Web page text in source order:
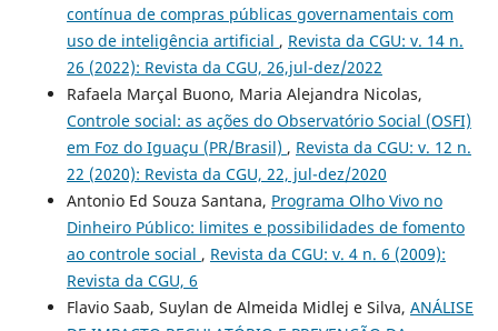
contínua de compras públicas governamentais com
uso de inteligência artificial , Revista da CGU: v. 14 n.
26 (2022): Revista da CGU, 26,jul-dez/2022
Rafaela Marçal Buono, Maria Alejandra Nicolas,
Controle social: as ações do Observatório Social (OSFI)
em Foz do Iguaçu (PR/Brasil) , Revista da CGU: v. 12 n.
22 (2020): Revista da CGU, 22, jul-dez/2020
Antonio Ed Souza Santana, Programa Olho Vivo no
Dinheiro Público: limites e possibilidades de fomento
ao controle social , Revista da CGU: v. 4 n. 6 (2009):
Revista da CGU, 6
Flavio Saab, Suylan de Almeida Midlej e Silva, ANÁLISE